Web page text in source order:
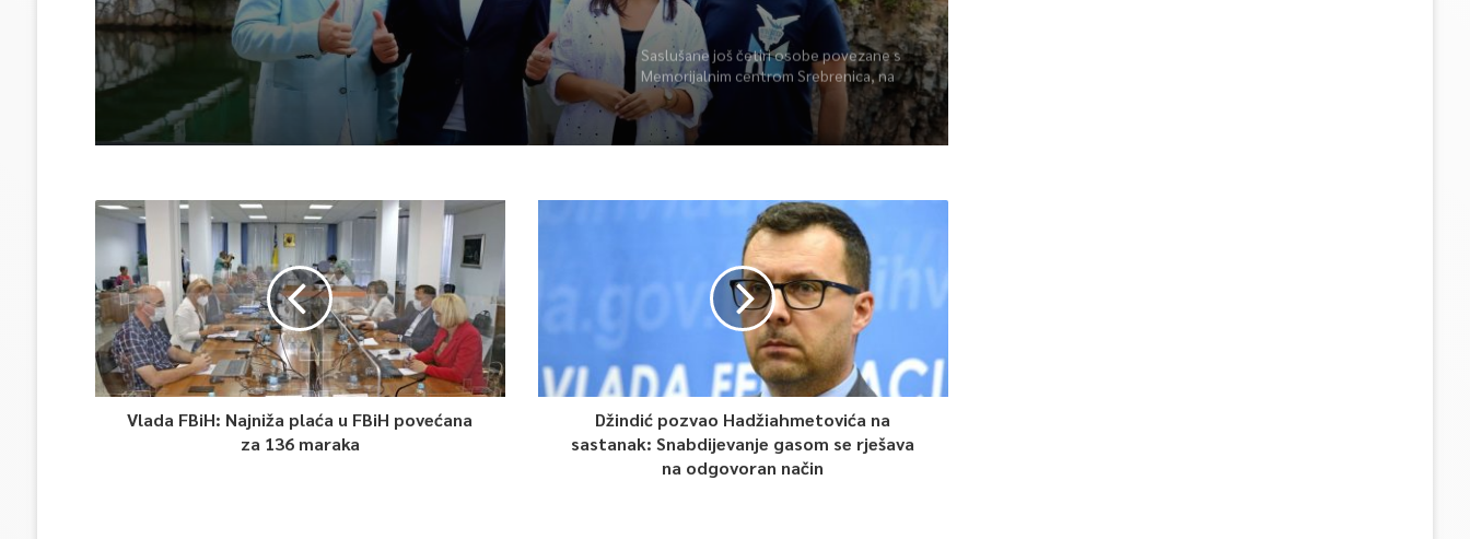
vrhunsku zabavu
Saslušane još četiri osobe povezane s
Memorijalnim centrom Srebrenica, na
spisku ukupno 26
Vlada FBiH: Najniža plaća u FBiH povećana
za 136 maraka
Džindić pozvao Hadžiahmetovića na
sastanak: Snabdijevanje gasom se rješava
na odgovoran način